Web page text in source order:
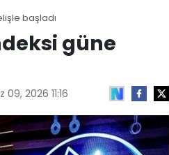
başladı
güne
2026 11:16